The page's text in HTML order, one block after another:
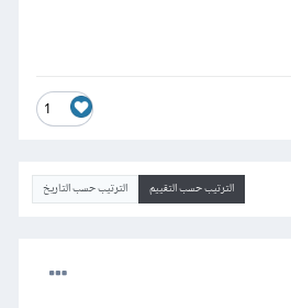
1
الترتيب حسب التقييم الترتيب حسب التاريخ